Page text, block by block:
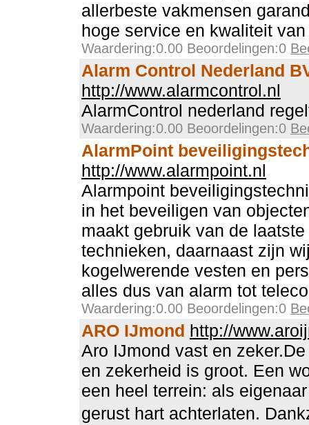
allerbeste vakmensen
hoge service en kwaliteit
Waardering:0.00 Beoordelingen:0
Alarm Control Nederland
http://www.alarmcontrol.nl
AlarmControl nederland
Waardering:0.00 Beoordelingen:0
AlarmPoint
http://www.alarmpoint.nl
Alarmpoint
in het beveiligen van
maakt gebruik van de
technieken, daarnaast zijn
kogelwerende vesten en
alles dus van alarm tot
Waardering:0.00 Beoordelingen:0
ARO IJmond http://
Aro IJmond vast en
en zekerheid is groot. Een
een heel terrein: als
gerust hart achterlaten.